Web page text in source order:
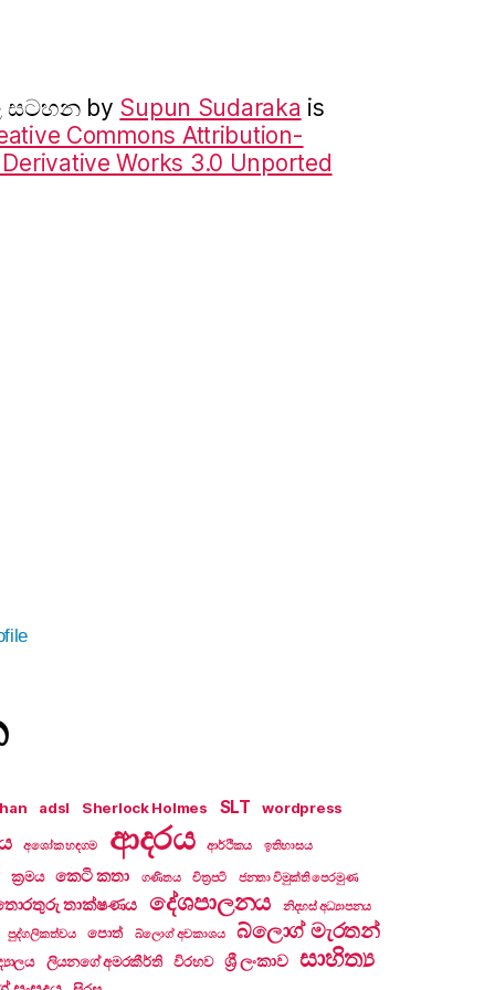
සටහනby Supun Sudaraka is
Commons Attribution-
Works 3.0 Unported
adsl Sherlock Holmes SLT wordpress
අශෝක හඳගම ආදරය ආර්ථිකය ඉතිහාසය
ක්‍රමය කෙටි කතා ගණිතය චිත්‍රපටි
ජනතා විමුක්ති පෙරමුණ
තාක්ෂණය දේශපාලනය
නිදහස් අධ්‍යාපනය
පුද්ගලිකත්වය පොත් බ්ලොග් අවකාශය බ්ලොග් මැරතන්
ලියනගේ අමරකීර්ති විරහව ශ්‍රී ලංකාව සාහිත්‍ය